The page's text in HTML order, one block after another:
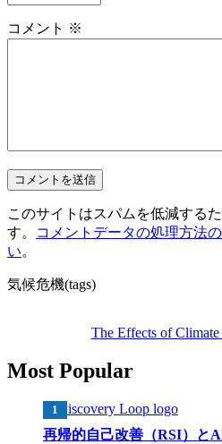
コメント ※
このサイトはスパムを低減する
す。
コメントデータの処理方法
い。
気候危機(tags)
The Effects of Climate
Most Popular
再帰的自己改善（RSI）と